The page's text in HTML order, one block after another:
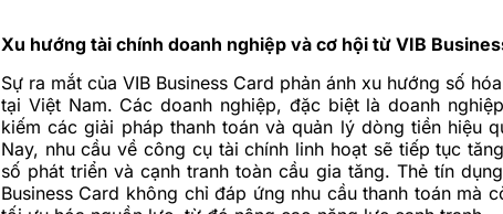
Xu hướng tài chính doanh nghiệp và cơ hội từ VIB
Sự ra mắt của VIB Business Card phản ánh xu hướng số
tại Việt Nam. Các doanh nghiệp, đặc biệt là doanh
kiếm các giải pháp thanh toán và quản lý dòng tiền hiệu
Nay, nhu cầu về công cụ tài chính linh hoạt sẽ tiếp tục
số phát triển và cạnh tranh toàn cầu gia tăng. Thẻ tín
Business Card không chỉ đáp ứng nhu cầu thanh toán mà